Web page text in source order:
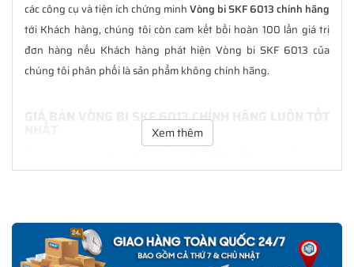
các công cụ và tiện ích chứng minhVòng bi SKF 6013 chính hãng
tới Khách hàng, chúng tôi còn cam kết bồi hoàn 100 lần giá trị
đơn hàng nếu Khách hàng phát hiện Vòng bi SKF 6013 của
chúng tôi phân phối là sản phẩm không chính hãng.
GIÁ BÁN VÒNG BI SKF 6013 CHÍNH HÃNG LUÔN TỐT
với nhiều ưu đãi kèm theo và các dịch vụ hẫu mãi sau bán hàng.
CHẾ ĐỘ BẢO HÀNH VÒNG BI SKF 6013 CHÍNH HÃNG
Xem thêm